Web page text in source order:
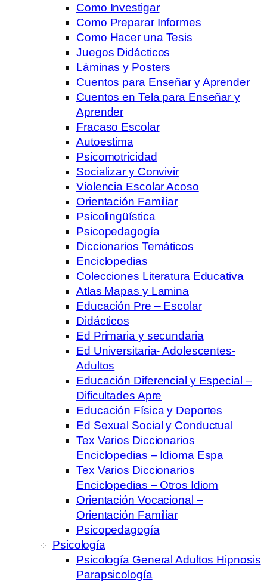
Como Investigar
Como Preparar Informes
Como Hacer una Tesis
Juegos Didácticos
Láminas y Posters
Cuentos para Enseñar y Aprender
Cuentos en Tela para Enseñar y
Aprender
Fracaso Escolar
Autoestima
Psicomotricidad
Socializar y Convivir
Violencia Escolar Acoso
Orientación Familiar
Psicolingüística
Psicopedagogía
Diccionarios Temáticos
Enciclopedias
Colecciones Literatura Educativa
Atlas Mapas y Lamina
Educación Pre – Escolar
Didácticos
Ed Primaria y secundaria
Ed Universitaria- Adolescentes-
Adultos
Educación Diferencial y Especial –
Dificultades Apre
Educación Física y Deportes
Ed Sexual Social y Conductual
Tex Varios Diccionarios
Enciclopedias – Idioma Espa
Tex Varios Diccionarios
Enciclopedias – Otros Idiom
Orientación Vocacional –
Orientación Familiar
Psicopedagogía
Psicología
Psicología General Adultos Hipnosis
Parapsicología